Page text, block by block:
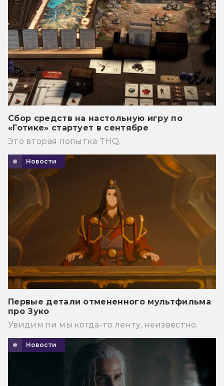
Сбор средств на настольную игру по
«Готике» стартует в сентябре
Это вторая попытка THQ.
Новости
Первые детали отмененного мультфильма
про Зуко
Увидим ли мы когда-то ленту, неизвестно.
Новости